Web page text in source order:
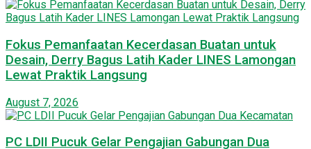
Fokus Pemanfaatan Kecerdasan Buatan untuk
Desain, Derry Bagus Latih Kader LINES Lamongan
Lewat Praktik Langsung
August 7, 2026
PC LDII Pucuk Gelar Pengajian Gabungan Dua